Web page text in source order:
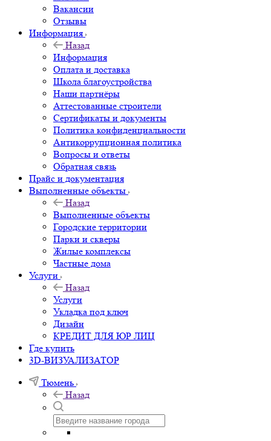
Вакансии
Отзывы
Информация
Назад
Информация
Оплата и доставка
Школа благоустройства
Наши партнёры
Аттестованные строители
Сертификаты и документы
Политика конфиденциальности
Антикоррупционная политика
Вопросы и ответы
Обратная связь
Прайс и документация
Выполненные объекты
Назад
Выполненные объекты
Городские территории
Парки и скверы
Жилые комплексы
Частные дома
Услуги
Назад
Услуги
Укладка под ключ
Дизайн
КРЕДИТ ДЛЯ ЮР ЛИЦ
Где купить
3D-ВИЗУАЛИЗАТОР
Тюмень
Назад